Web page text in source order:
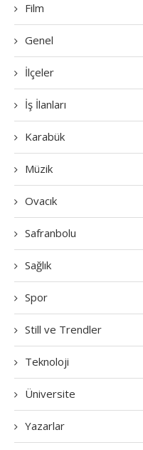
Film
Genel
İlçeler
İş İlanları
Karabük
Müzik
Ovacık
Safranbolu
Sağlık
Spor
Still ve Trendler
Teknoloji
Üniversite
Yazarlar